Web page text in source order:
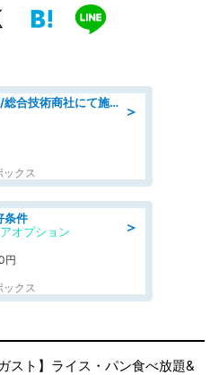
＞
工事・土木施工管理/総合技術商社にて施工管理のお仕事/即日勤務可/車通勤可/工事・土木施工管理/生産・品質管理
ックス
＞
条件
オプション
円
ックス
スト】ライス・パン食べ放題&